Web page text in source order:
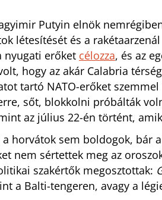
Putyin elnök
létesítését és a
nyugati erőket célozza, és az
hogy az akár Calabria
tartó NATO-erőket
sőt, blokkolni próbálták
az július 22-én történt,
a horvátok sem boldogok, bár
nem sértettek meg az
szakértők megosztottak:
a Balti-tengeren, avagy a